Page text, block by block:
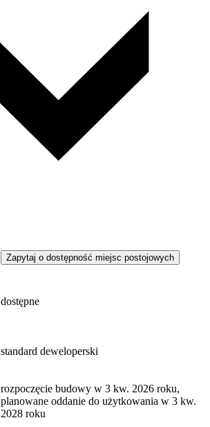
Zapytaj o dostępność miejsc postojowych
dostępne
standard deweloperski
rozpoczęcie budowy w 3 kw. 2026 roku,
planowane oddanie do użytkowania w 3 kw.
2028 roku